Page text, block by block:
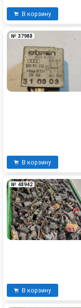
В корзину
№ 37988
В корзину
№ 48942
В корзину